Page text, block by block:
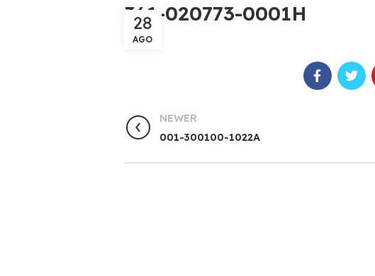
361-020773-0001H
28
AGO
NEWER
001-300100-1022A